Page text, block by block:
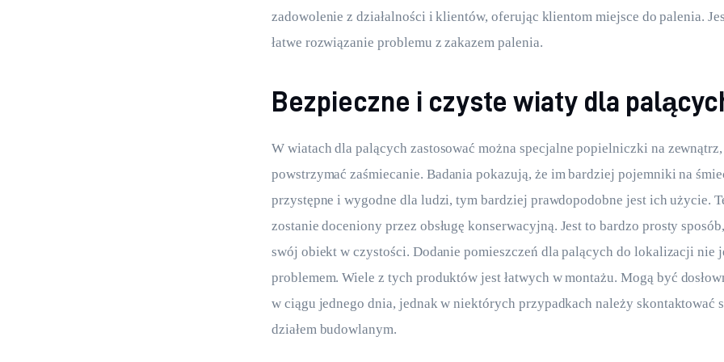
zadowolenie z działalności i klientów, oferując klientom miejsce do palenia.
łatwe rozwiązanie problemu z zakazem palenia.
Bezpieczne i czyste wiaty dla
W wiatach dla palących zastosować można specjalne popielniczki na
powstrzymać zaśmiecanie. Badania pokazują, że im bardziej pojemniki na
przystępne i wygodne dla ludzi, tym bardziej prawdopodobne jest ich użycie.
zostanie doceniony przez obsługę konserwacyjną. Jest to bardzo prosty
swój obiekt w czystości. Dodanie pomieszczeń dla palących do lokalizacji nie
problemem. Wiele z tych produktów jest łatwych w montażu. Mogą być
w ciągu jednego dnia, jednak w niektórych przypadkach należy skontaktować
działem budowlanym.